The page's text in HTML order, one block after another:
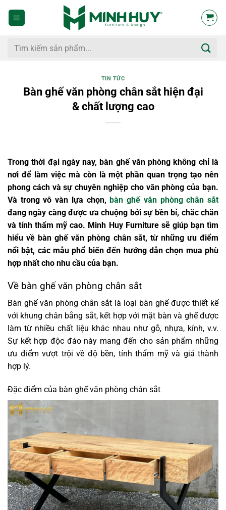
dung
Tìm
TIN TỨC
Bàn ghế văn phòng chân sắt hiện đại
& chất lượng cao
Trong thời đại ngày nay, bàn ghế văn phòng không chỉ là
nơi để làm việc mà còn là một phần quan trọng tạo nên
phong cách và sự chuyên nghiệp cho văn phòng của bạn.
Và trong vô vàn lựa chọn,bàn ghế văn phòng chân sắt
đang ngày càng được ưa chuộng bởi sự bền bỉ, chắc chắn
và tính thẩm mỹ cao. Minh Huy Furniture sẽ giúp bạn tìm
hiểu về bàn ghế văn phòng chân sắt, từ những ưu điểm
nổi bật, các mẫu phổ biến đến hướng dẫn chọn mua phù
hợp nhất cho nhu cầu của bạn.
Về bàn ghế văn phòng chân sắt
Bàn ghế văn phòng chân sắt là loại bàn ghế được thiết kế
với khung chân bằng sắt, kết hợp với mặt bàn và ghế được
làm từ nhiều chất liệu khác nhau như gỗ, nhựa, kính, v.v.
Sự kết hợp độc đáo này mang đến cho sản phẩm những
ưu điểm vượt trội về độ bền, tính thẩm mỹ và giá thành
hợp lý.
Đặc điểm của bàn ghế văn phòng chân sắt